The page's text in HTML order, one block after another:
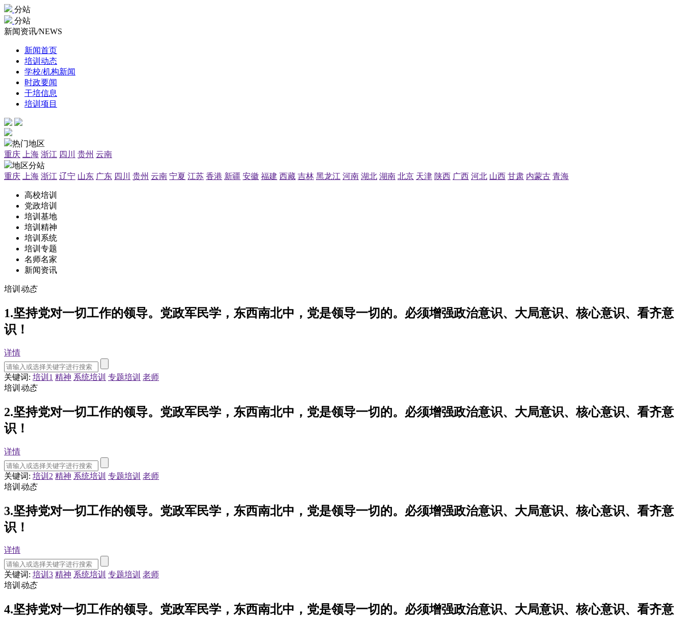
分站
分站
新闻资讯/NEWS
新闻首页
培训动态
学校/机构新闻
时政要闻
干培信息
培训项目
热门地区
重庆
上海 浙江 四川 贵州 云南
地区分站
重庆
上海 浙江 辽宁 山东 广东 四川 贵州 云南 宁夏 江苏 香港 新疆 安徽 福建 西藏 吉林 黑龙江 河南 湖北 湖南 北京 天津 陕西 广西 河北 山西 甘肃 内蒙古 青海
高校培训
党政培训
培训基地
培训精神
培训系统
培训专题
名师名家
新闻资讯
培训 动态
1.坚持党对一切工作的领导。党政军民学，东西南北中，党是领导一切的。必须增强政治意识、大局意识、核心意识、看齐意
识！
详情
关键词: 培训1 精神 系统培训 专题培训 老师
培训 动态
2.坚持党对一切工作的领导。党政军民学，东西南北中，党是领导一切的。必须增强政治意识、大局意识、核心意识、看齐意
识！
详情
关键词: 培训2 精神 系统培训 专题培训 老师
培训 动态
3.坚持党对一切工作的领导。党政军民学，东西南北中，党是领导一切的。必须增强政治意识、大局意识、核心意识、看齐意
识！
详情
关键词: 培训3 精神 系统培训 专题培训 老师
培训 动态
4.坚持党对一切工作的领导。党政军民学，东西南北中，党是领导一切的。必须增强政治意识、大局意识、核心意识、看齐意